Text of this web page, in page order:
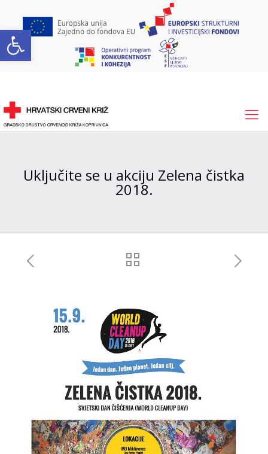
Open toolbar
Uključite se u akciju Zelena čistka
2018.